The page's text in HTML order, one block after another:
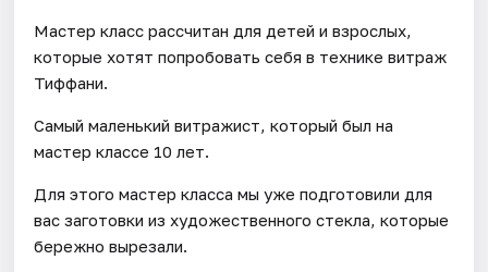
Мастер класс рассчитан для детей и взрослых,
которые хотят попробовать себя в технике витраж
Тиффани.
Самый маленький витражист, который был на
мастер классе 10 лет.
Для этого мастер класса мы уже подготовили для
вас заготовки из художественного стекла, которые
бережно вырезали.